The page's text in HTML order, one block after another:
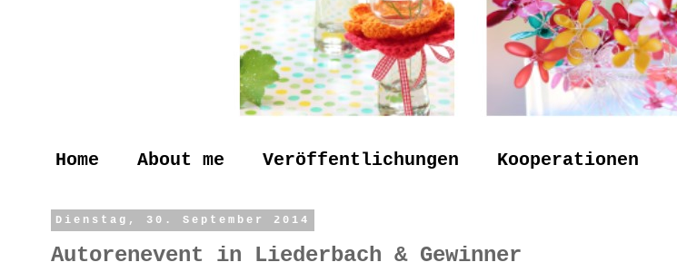
Home About me Veröffentlichungen Kooperationen
Dienstag, 30. September 2014
Autorenevent in Liederbach & Gewinner